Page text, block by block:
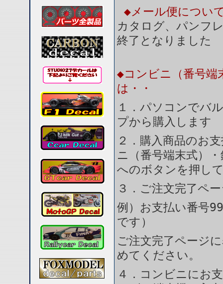
◆メール便につい
カタログ、パンフ
終了となりました
◆コンビニ（番号端
は・・
１．パソコンでバ
プから購入します
２．購入商品のお
ニ（番号端末式）
へのボタンを押し
３．ご注文完了ペ
例）お支払い番号
です）
ご注文完了ページ
めてください。
４．コンビニにお